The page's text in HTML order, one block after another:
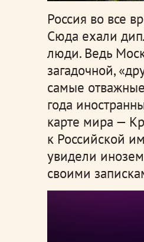
Россия во все
Сюда ехали
люди. Ведь
загадочной,
самые
года
карте мира —
к Российской
увидели
своими